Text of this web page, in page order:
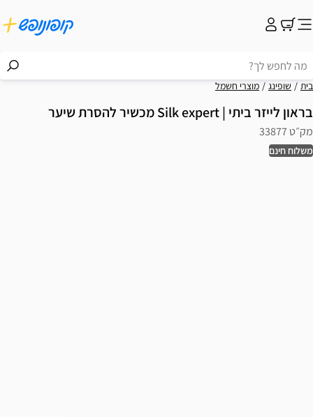
בית שופינג מוצרי חשמל
בראון לייזר ביתי | Silk expert מכשיר להסרת שיער
מק״ט 33877
משלוח חינם